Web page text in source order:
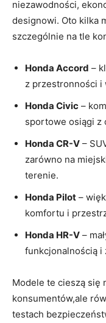
niezawodności,
designowi. Oto kilka
szczególnie na tle
Honda Accord –
z przestronności i
Honda Civic –
sportowe osiągi z
Honda CR-V –
zarówno na
terenie.
Honda Pilot –
komfortu i
Honda HR-V –
funkcjonalnością i
Modele te cieszą się
konsumentów,ale
testach